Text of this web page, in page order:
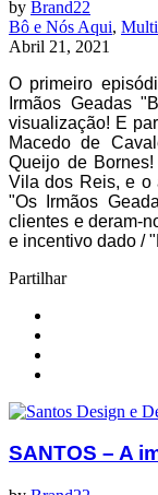
by Brand22
Bô e Nós Aqui,
Abril 21, 2021
O primeiro
Irmãos Geadas
visualização! E
Macedo de
Queijo de
Vila dos Reis, e o
"Os Irmãos
clientes e deram-
e incentivo dado /
Partilhar
SANTOS – A